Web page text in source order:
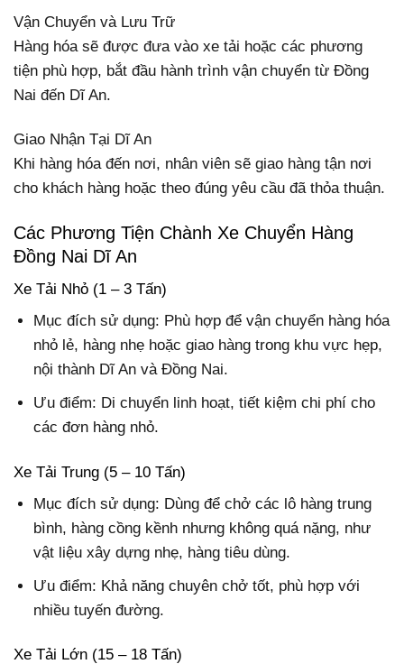
Vận Chuyển và Lưu Trữ
Hàng hóa sẽ được đưa vào xe tải hoặc các phương
tiện phù hợp, bắt đầu hành trình vận chuyển từ Đồng
Nai đến Dĩ An.
Giao Nhận Tại Dĩ An
Khi hàng hóa đến nơi, nhân viên sẽ giao hàng tận nơi
cho khách hàng hoặc theo đúng yêu cầu đã thỏa thuận.
Các Phương Tiện Chành Xe Chuyển Hàng
Đồng Nai Dĩ An
Xe Tải Nhỏ (1 – 3 Tấn)
Mục đích sử dụng: Phù hợp để vận chuyển hàng hóa
nhỏ lẻ, hàng nhẹ hoặc giao hàng trong khu vực hẹp,
nội thành Dĩ An và Đồng Nai.
Ưu điểm: Di chuyển linh hoạt, tiết kiệm chi phí cho
các đơn hàng nhỏ.
Xe Tải Trung (5 – 10 Tấn)
Mục đích sử dụng: Dùng để chở các lô hàng trung
bình, hàng cồng kềnh nhưng không quá nặng, như
vật liệu xây dựng nhẹ, hàng tiêu dùng.
Ưu điểm: Khả năng chuyên chở tốt, phù hợp với
nhiều tuyến đường.
Xe Tải Lớn (15 – 18 Tấn)